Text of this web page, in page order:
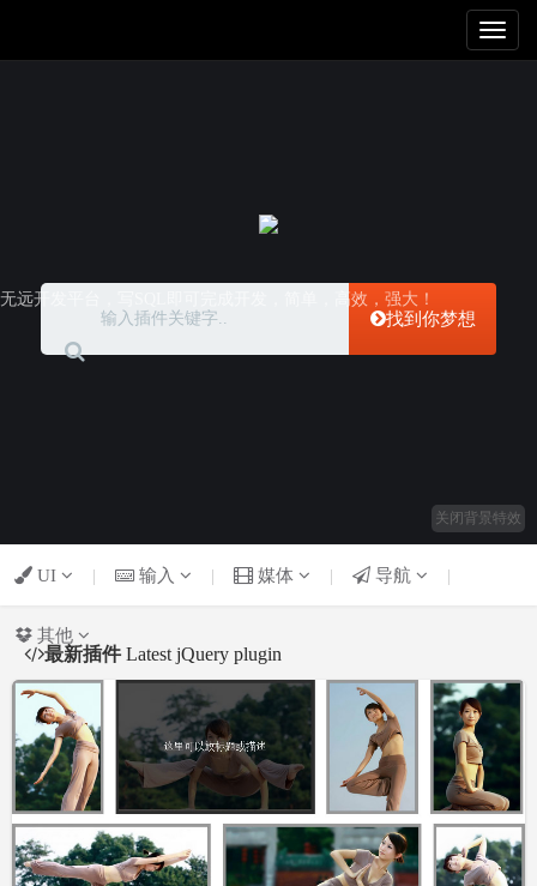
Toggle
无远开发平台，写SQL即可完成开发，简单，高效，强大！
找到你梦想
关闭背景特效
UI | 输入 | 媒体 | 导航 |
其他
最新插件 Latest jQuery plugin